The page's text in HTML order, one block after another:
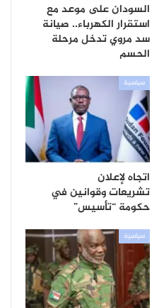
السودان على موعد مع
استقرار الكهرباء.. صيانة
سد مروي تدخل مرحلة
الحسم
سياسية
اتجاه لإعلان
تشريعات وقوانين في
حكومة “تأسيس”
سياسية